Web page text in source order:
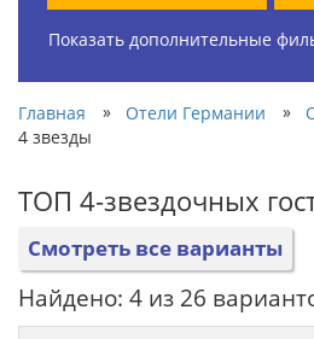
Показать дополнительные
Главная » Отели Германии »
4 звезды
ТОП 4-звездочных
Смотреть все варианты
Найдено: 4 из 26